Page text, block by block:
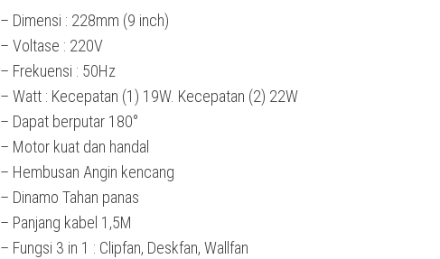
– Dimensi : 228mm (9 inch)
– Voltase : 220V
– Frekuensi : 50Hz
– Watt : Kecepatan (1) 19W. Kecepatan (2) 22W
– Dapat berputar 180°
– Motor kuat dan handal
– Hembusan Angin kencang
– Dinamo Tahan panas
– Panjang kabel 1,5M
– Fungsi 3 in 1 : Clipfan, Deskfan, Wallfan